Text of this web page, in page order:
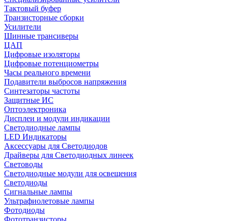
Тактовый буфер
Транзисторные сборки
Усилители
Шинные трансиверы
ЦАП
Цифровые изоляторы
Цифровые потенциометры
Часы реального времени
Подавители выбросов напряжения
Синтезаторы частоты
Защитные ИС
Оптоэлектроника
Дисплеи и модули индикации
Светодиодные лампы
LED Индикаторы
Аксессуары для Светодиодов
Драйверы для Светодиодных линеек
Световоды
Светодиодные модули для освещения
Светодиоды
Сигнальные лампы
Ультрафиолетовые лампы
Фотодиоды
Фототранзисторы